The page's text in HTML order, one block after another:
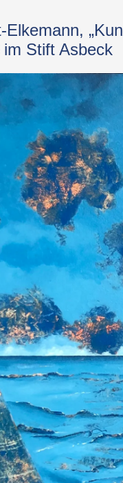
Elkemann,
Stift Asbeck